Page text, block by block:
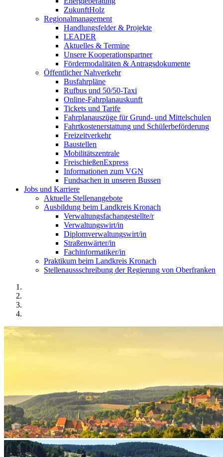
ZukunftHolz
Regionalmanagement
Handlungsfelder & Projekte
LEADER
Aktuelles & Termine
Unsere Kooperationspartner
Fördermodalitäten & Antragsdokumente
Öffentlicher Nahverkehr
Busfahrpläne
Rufbus und 50/50-Taxi
Online-Fahrplanauskunft
Tickets und Tarife
Fahrplanauszüge für Grund- und Mittelschulen
Fahrtkostenerstattung und Schülerbeförderung
Freizeitverkehr
Baustellen
Mobilitätszentrale
FreischießenExpress
Informationen zum VGN
Fundsachen in unseren Bussen
Jobs und Karriere
Aktuelle Stellenangebote
Ausbildung beim Landkreis Kronach
Verwaltungsfachangestellte/r
Verwaltungswirt/in
Diplomverwaltungswirt/in
Straßenwärter/in
Fachinformatiker/in
Praktikum beim Landkreis Kronach
Stellenaussschreibung der Regierung von Oberfranken